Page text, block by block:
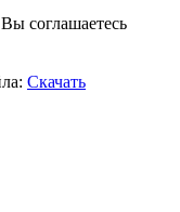
соглашаетесь
Скачать